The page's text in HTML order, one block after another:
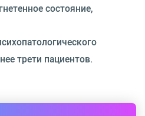
состояние,
трети пациентов.